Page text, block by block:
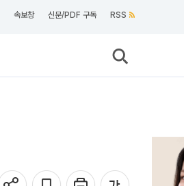
속보창 신문/PDF 구독 RSS